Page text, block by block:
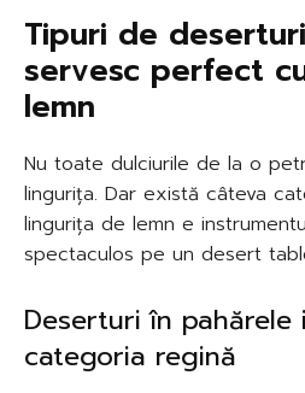
Tipuri de
servesc perfect
lemn
Nu toate dulciurile de la o
lingurița. Dar există câteva
lingurița de lemn e
spectaculos pe un desert
Deserturi în
categoria regină